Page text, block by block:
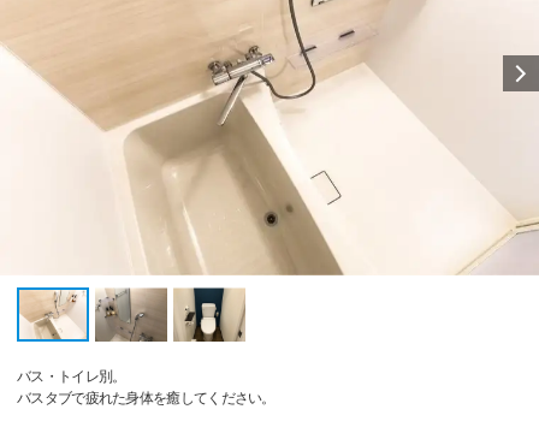
バス・トイレ別。
バスタブで疲れた身体を癒してください。